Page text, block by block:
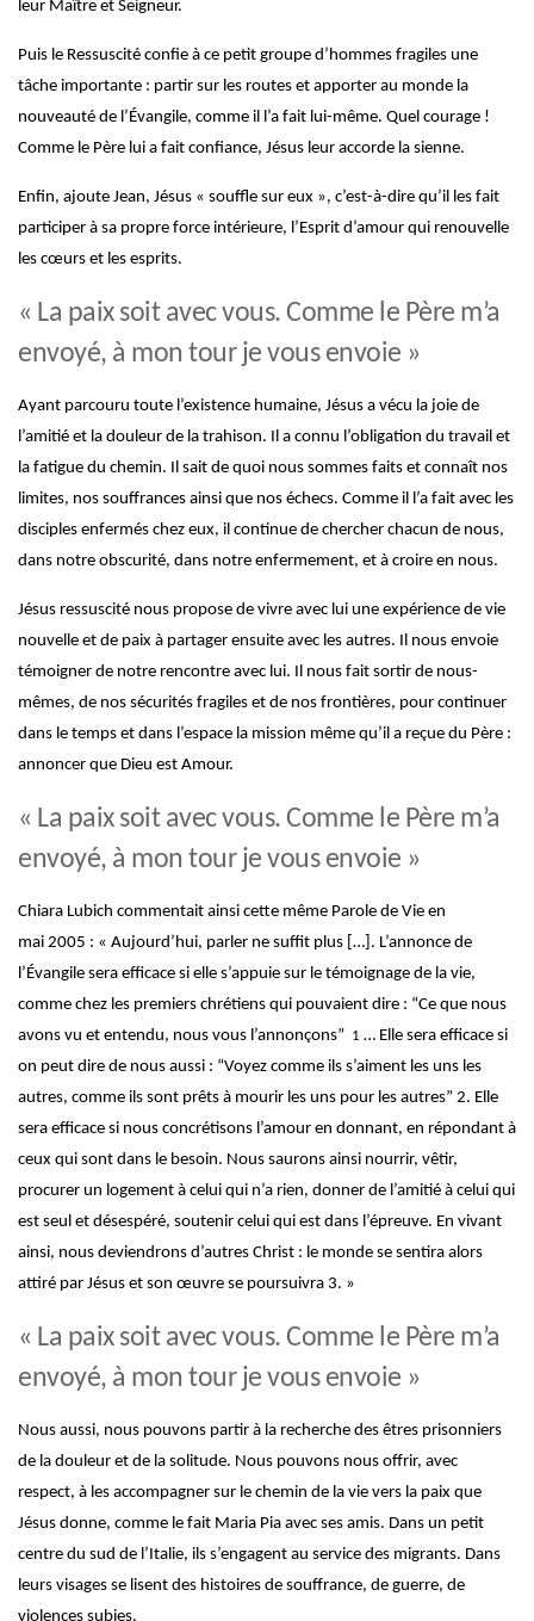
leur Maître et Seigneur.
Puis le Ressuscité confie à ce petit groupe d’hommes fragiles une
tâche importante : partir sur les routes et apporter au monde la
nouveauté de l’Évangile, comme il l’a fait lui-même. Quel courage !
Comme le Père lui a fait confiance, Jésus leur accorde la sienne.
Enfin, ajoute Jean, Jésus « souffle sur eux », c’est-à-dire qu’il les fait
participer à sa propre force intérieure, l’Esprit d’amour qui renouvelle
les cœurs et les esprits.
« La paix soit avec vous. Comme le Père m’a
envoyé, à mon tour je vous envoie »
Ayant parcouru toute l’existence humaine, Jésus a vécu la joie de
l’amitié et la douleur de la trahison. Il a connu l’obligation du travail et
la fatigue du chemin. Il sait de quoi nous sommes faits et connaît nos
limites, nos souffrances ainsi que nos échecs. Comme il l’a fait avec les
disciples enfermés chez eux, il continue de chercher chacun de nous,
dans notre obscurité, dans notre enfermement, et à croire en nous.
Jésus ressuscité nous propose de vivre avec lui une expérience de vie
nouvelle et de paix à partager ensuite avec les autres. Il nous envoie
témoigner de notre rencontre avec lui. Il nous fait sortir de nous-
mêmes, de nos sécurités fragiles et de nos frontières, pour continuer
dans le temps et dans l’espace la mission même qu’il a reçue du Père :
annoncer que Dieu est Amour.
« La paix soit avec vous. Comme le Père m’a
envoyé, à mon tour je vous envoie »
Chiara Lubich commentait ainsi cette même Parole de Vie en
mai 2005 : « Aujourd’hui, parler ne suffit plus […]. L’annonce de
l’Évangile sera efficace si elle s’appuie sur le témoignage de la vie,
comme chez les premiers chrétiens qui pouvaient dire : “Ce que nous
avons vu et entendu, nous vous l’annonçons” 1 … Elle sera efficace si
on peut dire de nous aussi : “Voyez comme ils s’aiment les uns les
autres, comme ils sont prêts à mourir les uns pour les autres” 2. Elle
sera efficace si nous concrétisons l’amour en donnant, en répondant à
ceux qui sont dans le besoin. Nous saurons ainsi nourrir, vêtir,
procurer un logement à celui qui n’a rien, donner de l’amitié à celui qui
est seul et désespéré, soutenir celui qui est dans l’épreuve. En vivant
ainsi, nous deviendrons d’autres Christ : le monde se sentira alors
attiré par Jésus et son œuvre se poursuivra 3. »
« La paix soit avec vous. Comme le Père m’a
envoyé, à mon tour je vous envoie »
Nous aussi, nous pouvons partir à la recherche des êtres prisonniers
de la douleur et de la solitude. Nous pouvons nous offrir, avec
respect, à les accompagner sur le chemin de la vie vers la paix que
Jésus donne, comme le fait Maria Pia avec ses amis. Dans un petit
centre du sud de l’Italie, ils s’engagent au service des migrants. Dans
leurs visages se lisent des histoires de souffrance, de guerre, de
violences subies.